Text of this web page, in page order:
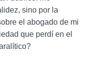
sino por la
el abogado de mi
que perdí en el